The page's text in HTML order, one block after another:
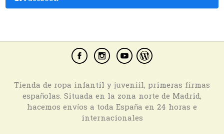
Tienda de ropa infantil y juveniil, primeras firmas
españolas. Situada en la zona norte de Madrid,
hacemos envíos a toda España en 24 horas e
internacionales